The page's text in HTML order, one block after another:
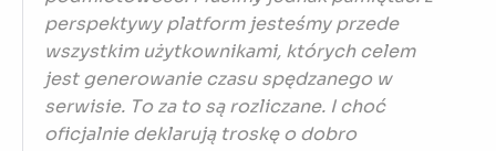
perspektywy platform jesteśmy przede
wszystkim użytkownikami, których celem
jest generowanie czasu spędzanego w
serwisie. To za to są rozliczane. I choć
oficjalnie deklarują troskę o dobro